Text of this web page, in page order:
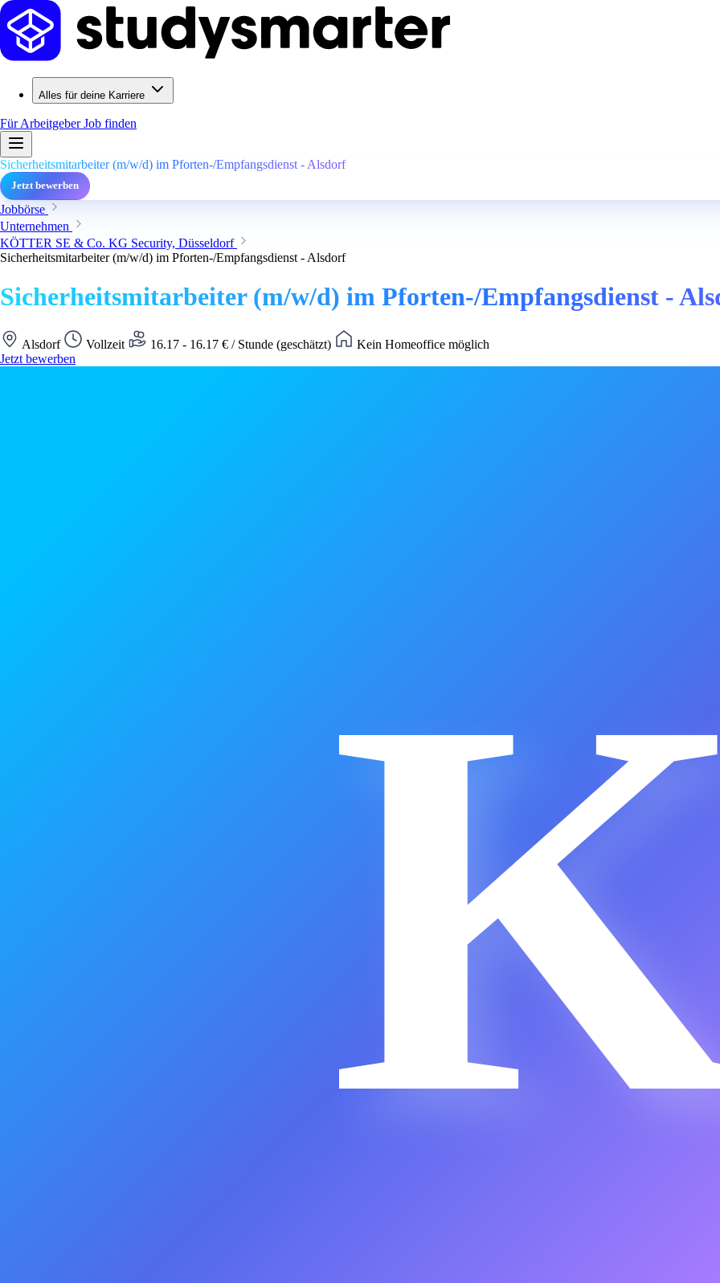
Alles für deine Karriere
Für ArbeitgeberJob finden
Sicherheitsmitarbeiter (m/w/d) im Pforten-/Empfangsdienst - Alsdorf
Jetzt bewerben
Jobbörse
Unternehmen
KÖTTER SE & Co. KG Security, Düsseldorf
Sicherheitsmitarbeiter (m/w/d) im Pforten-/Empfangsdienst - Alsdorf
Sicherheitsmitarbeiter (m/w/d) im Pforten-/Empfangsdienst -
Alsdorf Vollzeit 16.17 - 16.17 € / Stunde (geschätzt)
Kein Homeoffice möglich
Jetzt bewerben